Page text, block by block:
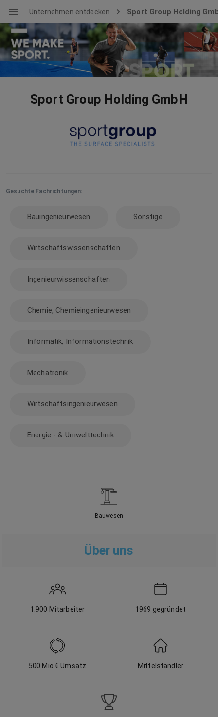
Unternehmen entdecken Sport Group Holding
Sport Group Holding GmbH
Gesuchte Fachrichtungen:
Bauingenieurwesen Sonstige
Wirtschaftswissenschaften
Ingenieurwissenschaften
Chemie, Chemieingenieurwesen
Informatik, Informationstechnik
Mechatronik
Wirtschaftsingenieurwesen
Energie - & Umwelttechnik
Bauwesen
Über uns
1.900 Mitarbeiter 1969 gegründet
500 Mio. € Umsatz Mittelständler